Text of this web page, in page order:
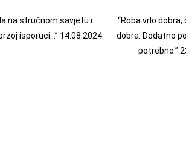
na stručnom savjetu i
isporuci…” 14.08.2024.
“Roba vrlo
dobra. Dodatno
potrebno.”